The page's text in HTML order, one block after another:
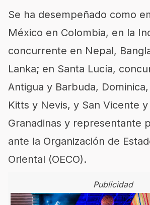
Se ha desempeñado como
México en Colombia, en la
concurrente en Nepal,
Lanka; en Santa Lucía,
Antigua y Barbuda,
Kitts y Nevis, y San Vicente y
Granadinas y representante
ante la Organización de
Oriental (OECO).
Publicidad